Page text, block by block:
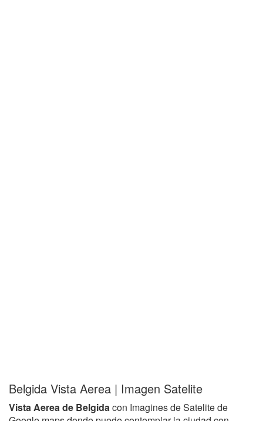
Belgida Vista Aerea | Imagen Satelite
Vista Aerea de Belgidacon Imagines de Satelite de